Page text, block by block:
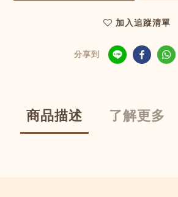
加入追蹤清單
分享到
商品描述 了解更多